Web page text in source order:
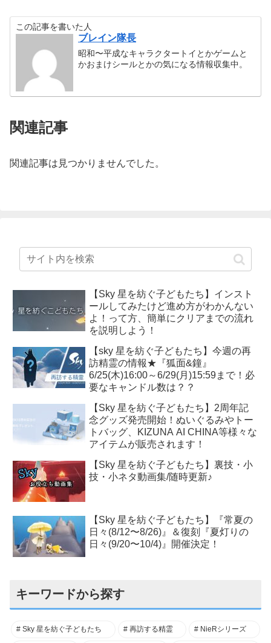
この記事を書いた人
ブレイン隊長
昭和〜平成なキャラクタートイとかゲームと
かおまけシールとかの気になる情報収集中。
関連記事
関連記事は見つかりませんでした。
【Sky 星を紡ぐ子どもたち】インスト
ールしてみたけど進め方がわかんない
よ！って方、簡単にクリアまでの流れ
を説明しよう！
【sky 星を紡ぐ子どもたち】今週の再
訪精霊の情報★『狐面&鐘』
6/25(木)16:00～6/29(月)15:59まで！必
要なキャンドル数は？？
【Sky 星を紡ぐ子どもたち】2周年記
念グッズ発売開始！ぬいぐるみやトー
トバッグ、KIZUNA AI CHINA等様々な
アイテムが販売されます！
【Sky 星を紡ぐ子どもたち】裏技・小
技・小ネタ動画集/随時更新♪
【Sky 星を紡ぐ子どもたち】『常夏の
日々(8/12〜8/26)』＆復刻『夏灯りの
日々(9/20〜10/4)』開催決定！
キーワードから探す
Sky 星を紡ぐ子どもたち 再訪する精霊 NieRシリーズ